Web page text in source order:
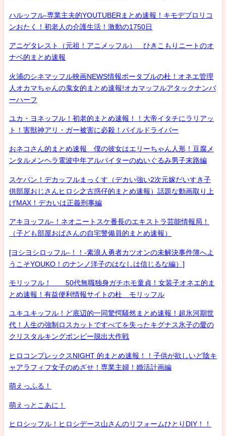
ハルッフル-専業主夫的YOUTUBERまとめ速報！キモデブロリコ
ンおたく！初老人の介護生活！激動の1750日
アニゲタレスト（元祖！アニメッフル） ひきこもりニートのオ
ナベ的まとめ速報
火浦のシネマッフル映画NEWS情報ポータブルの杜！オネエ管理
人オカマちゃんの鬼女的まとめ速報!オカマッフルアタックナンバ
ーハーフ
ユカ・ヨネッフル！初老的まとめ速報！！大帝イタチにラリアッ
ト！害獣神アリ・ガー被害に必殺！パイルドライバー
おネコさん的まとめ速報 僕の彼女はエリーちゃん人形！豆腐メ
ンタルメンヘラ電波中年アルバイターのぬいぐるみ男子末路編
スケバン！デカッフルまっくす（デカい強い2次元嫁だいすき子
供部屋おじさんヒロシ之古惑仔的まとめ速報）話題な動画取り上
げMAX！デカいは正義刑事編
アキヨッフル-！ネオニートスケ番長のエキストラ芸能情報局！
（子ども部屋おばさんの自宅警備員的まとめ速報）
[ヨシヨシロッフル-！！-素浪人勇者カツオンの未解決事件簿へよ
うこそYOUKO！のナンノ洋子のはなしは信じるな編）]
モリッフル！ 50代無職独身ガチホモ童貞！女装子オネエ的ま
とめ速報！有益便利情報サイトの杜 モリッフル
ユキユキッフル！ど底辺的一同驚愕騒然まとめ速報！超氷河期世
代！人生の強制ロスカットですべてを失ったキグナス氷子の愛の
クリスタルキングボンビー脱出大作戦
ヒロコンプレックスNIGHT 的まとめ速報！！子供が欲しいど陰キ
ャアラフィフ女子のめざせ！専業主婦！婚活計画編
萌えっふる！
萌えっとこあに！
ヒロシッフル！ヒロシデース山さんのリフォームひとりDIY！！